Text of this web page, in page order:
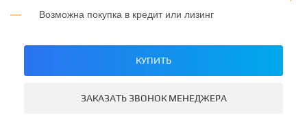
Возможна покупка в кредит или лизинг
КУПИТЬ
ЗАКАЗАТЬ ЗВОНОК МЕНЕДЖЕРА